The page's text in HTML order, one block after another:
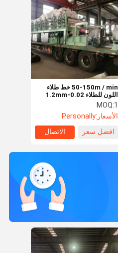
50-150m / min خط طلاء
اللون للطلاء 0.02-1.2mm
MOQ:1
الأسعار:Personally
افضل سعر
الاتصال